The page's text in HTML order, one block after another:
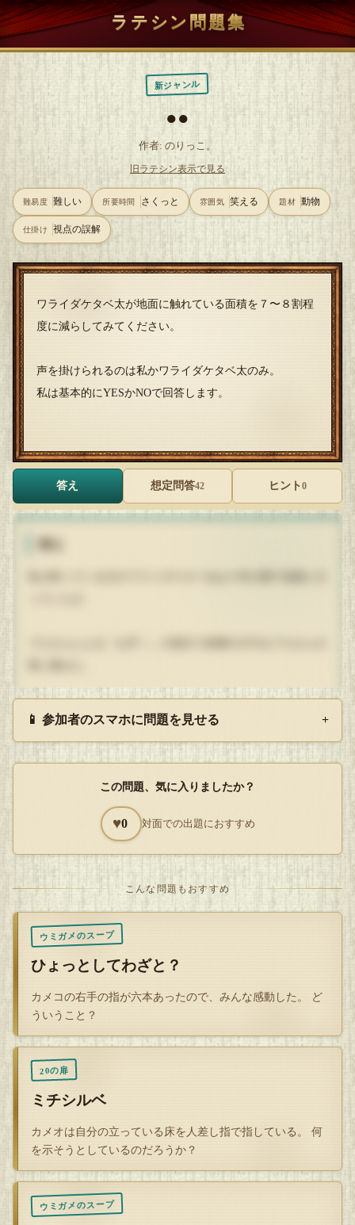
ラテシン問題集
新ジャンル
●●
作者: のりっこ。
旧ラテシン表示で見る
難易度 難しい 所要時間 さくっと 雰囲気 笑える 題材 動物
仕掛け 視点の誤解
ワライダケタベ太が地面に触れている面積を７〜８割程
度に減らしてみてください。
声を掛けられるのは私かワライダケタベ太のみ。
私は基本的にYESかNOで回答します。
答え 想定問答42 ヒント 0
お見事でした！^^
Q
解答を開封する
タップで封を割る
📱 参加者のスマホに問題を見せる +
この問題、気に入りましたか？
♥0 対面での出題におすすめ
こんな問題もおすすめ
ウミガメのスープ
ひょっとしてわざと？
カメコの右手の指が六本あったので、みんな感動した。 ど
ういうこと？
20の扉
ミチシルベ
カメオは自分の立っている床を人差し指で指している。 何
を示そうとしているのだろうか？
ウミガメのスープ